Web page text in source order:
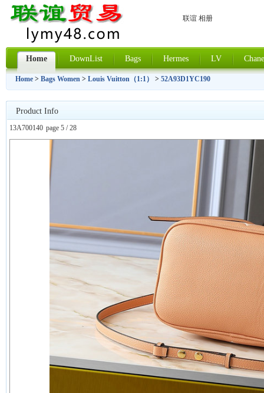
联谊 相册
Home DownList Bags Hermes LV
Home > Bags Women > Louis Vuitton（1:1） > 52A93D1YC190
Product Info
13A700140 page 5 / 28